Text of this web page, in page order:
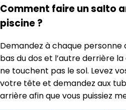
Comment faire un salto
piscine ?
Demandez à chaque personne
bas du dos et l’autre derrière
ne touchent pas le sol. Levez
votre tête et demandez aux
arrière afin que vous puissiez